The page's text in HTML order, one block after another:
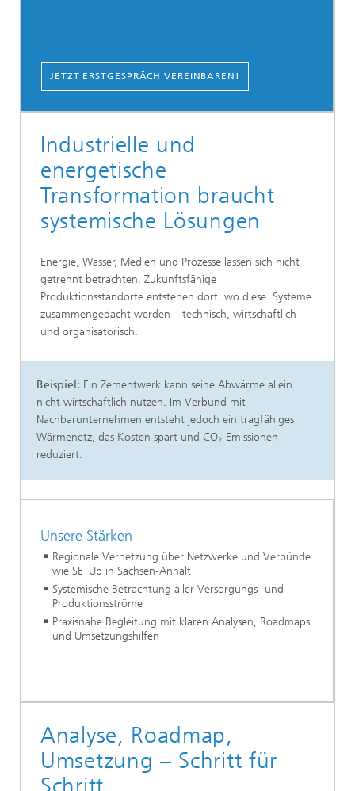
JETZT ERSTGESPRÄCH VEREINBAREN!
Industrielle und
energetische
Transformation braucht
systemische Lösungen
Energie, Wasser, Medien und Prozesse lassen sich nicht
getrennt betrachten. Zukunftsfähige
Produktionsstandorte entstehen dort, wo diese Systeme
zusammengedacht werden – technisch, wirtschaftlich
und organisatorisch.
Beispiel: Ein Zementwerk kann seine Abwärme allein
nicht wirtschaftlich nutzen. Im Verbund mit
Nachbarunternehmen entsteht jedoch ein tragfähiges
Wärmenetz, das Kosten spart und CO₂-Emissionen
reduziert.
Unsere Stärken
Regionale Vernetzung über Netzwerke und Verbünde
wie SETUp in Sachsen-Anhalt
Systemische Betrachtung aller Versorgungs- und
Produktionsströme
Praxisnahe Begleitung mit klaren Analysen, Roadmaps
und Umsetzungshilfen
Analyse, Roadmap,
Umsetzung – Schritt für